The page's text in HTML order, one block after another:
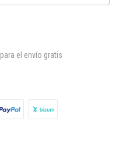
para el envío gratis